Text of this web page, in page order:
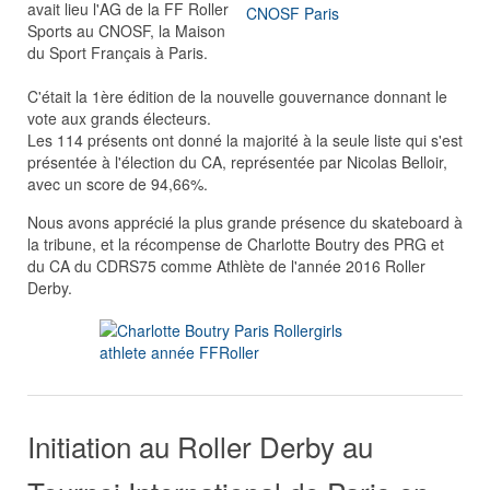
avait lieu l'AG de la FF Roller
Sports au CNOSF, la Maison
du Sport Français à Paris.
C'était la 1ère édition de la nouvelle gouvernance donnant le
vote aux grands électeurs.
Les 114 présents ont donné la majorité à la seule liste qui s'est
présentée à l'élection du CA, représentée par Nicolas Belloir,
avec un score de 94,66%.
Nous avons apprécié la plus grande présence du skateboard à
la tribune, et la récompense de Charlotte Boutry des PRG et
du CA du CDRS75 comme Athlète de l'année 2016 Roller
Derby.
Initiation au Roller Derby au